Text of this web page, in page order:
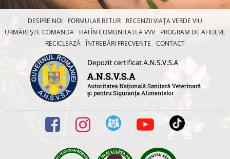
DESPRE NOI FORMULAR RETUR
RECENZII VIAȚA VERDE VIU
URMĂREȘTE COMANDA
HAI ÎN COMUNITATEA VVV
PROGRAM DE AFILIERE
RECICLEAZĂ
ÎNTREBĂRI FRECVENTE CONTACT